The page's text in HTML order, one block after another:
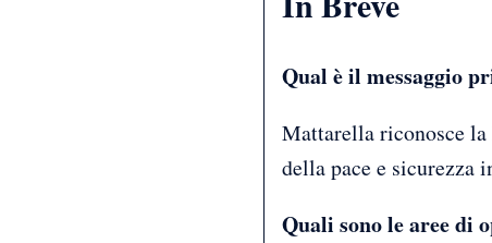
Qual è il messaggio
Mattarella riconosce la
della pace e sicurezza
Quali sono le aree di